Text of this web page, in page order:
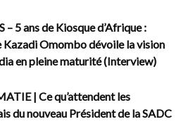
– 5 ans de Kiosque d’Afrique :
Kazadi Omombo dévoile la vision
en pleine maturité (Interview)
| Ce qu’attendent les
du nouveau Président de la SADC